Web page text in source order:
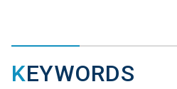
KEYWORDS